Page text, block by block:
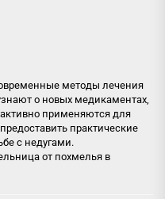
методы лечения
о новых медикаментах,
применяются для
практические
с недугами.
от похмелья в